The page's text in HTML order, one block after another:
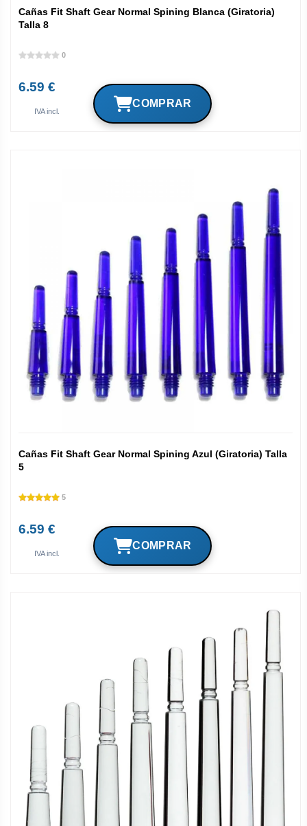
Cañas Fit Shaft Gear Normal Spining Blanca (Giratoria)
Talla 8
0
6.59 €
IVA incl.
Cañas Fit Shaft Gear Normal Spining Azul (Giratoria) Talla
5
5
6.59 €
IVA incl.